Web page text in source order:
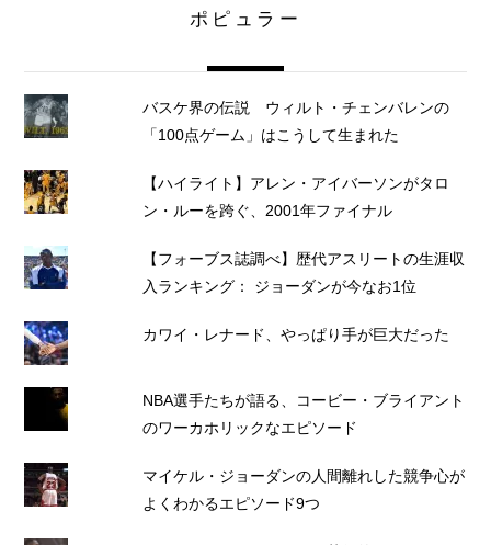
ポピュラー
バスケ界の伝説 ウィルト・チェンバレンの
「100点ゲーム」はこうして生まれた
【ハイライト】アレン・アイバーソンがタロ
ン・ルーを跨ぐ、2001年ファイナル
【フォーブス誌調べ】歴代アスリートの生涯収
入ランキング： ジョーダンが今なお1位
カワイ・レナード、やっぱり手が巨大だった
NBA選手たちが語る、コービー・ブライアント
のワーカホリックなエピソード
マイケル・ジョーダンの人間離れした競争心が
よくわかるエピソード9つ